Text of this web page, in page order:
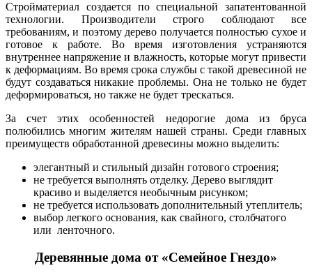
Стройматериал создается по специальной запатентованной
технологии. Производители строго соблюдают все
требованиям, и поэтому дерево получается полностью сухое и
готовое к работе. Во время изготовления устраняются
внутреннее напряжение и влажность, которые могут привести
к деформациям. Во время срока службы с такой древесиной не
будут создаваться никакие проблемы. Она не только не будет
деформироваться, но также не будет трескаться.
За счет этих особенностей недорогие дома из бруса
полюбились многим жителям нашей страны. Среди главных
преимуществ обработанной древесины можно выделить:
элегантный и стильный дизайн готового строения;
не требуется выполнять отделку. Дерево выглядит
красиво и выделяется необычным рисунком;
не требуется использовать дополнительный утеплитель;
выбор легкого основания, как свайного, столбчатого
или ленточного.
Деревянные дома от «Семейное Гнездо»